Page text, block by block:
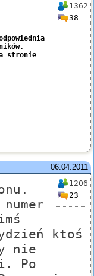
1362
38
06.04.2011
1206
23
ktoś
nie
Po